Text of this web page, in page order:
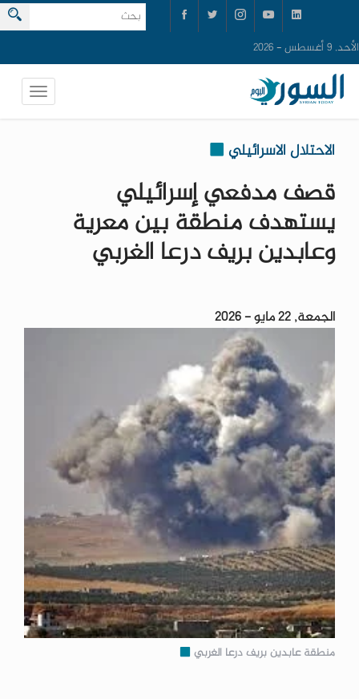
الأحد, 9 أغسطس - 2026
الاحتلال الاسرائيلي
قصف مدفعي إسرائيلي
يستهدف منطقة بين معرية
وعابدين بريف درعا الغربي
الجمعة, 22 مايو - 2026
منطقة عابدين بريف درعا الغربي